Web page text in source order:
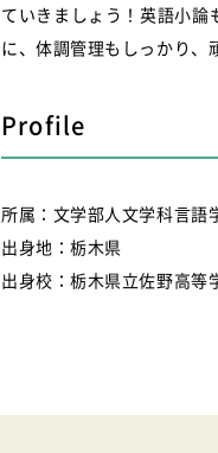
ていきましょう！英語小
に、体調管理もしっかり、
Profile
所属：文学部人文学科言語
出身地：栃木県
出身校：栃木県立佐野高等